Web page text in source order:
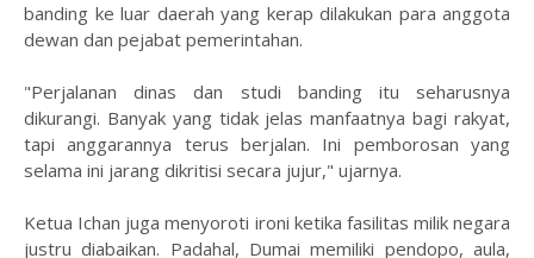
banding ke luar daerah yang kerap dilakukan para anggota
dewan dan pejabat pemerintahan.
"Perjalanan dinas dan studi banding itu seharusnya
dikurangi. Banyak yang tidak jelas manfaatnya bagi rakyat,
tapi anggarannya terus berjalan. Ini pemborosan yang
selama ini jarang dikritisi secara jujur," ujarnya.
Ketua Ichan juga menyoroti ironi ketika fasilitas milik negara
justru diabaikan. Padahal, Dumai memiliki pendopo, aula,